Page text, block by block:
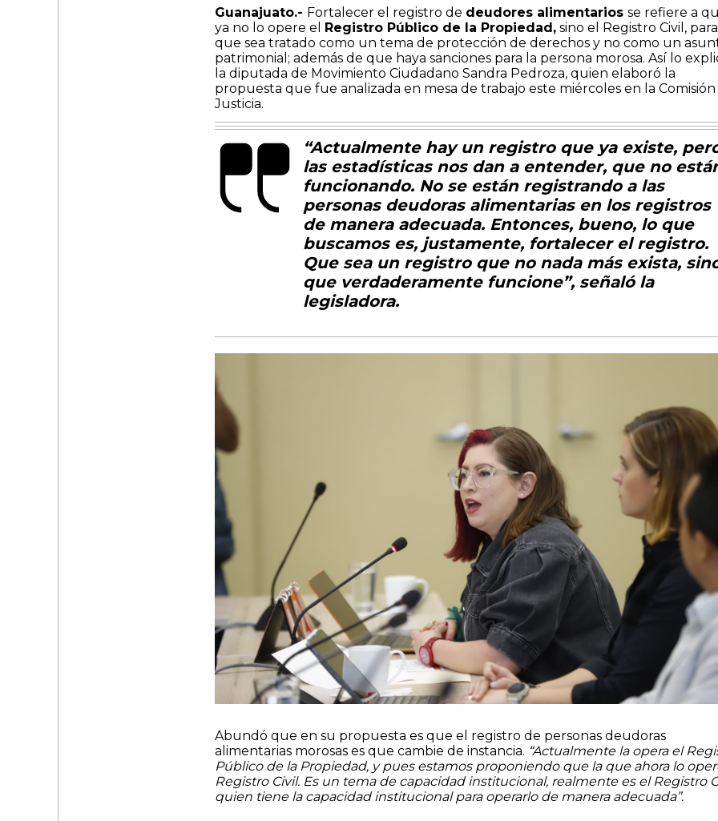
Guanajuato.- Fortalecer el registro de deudores alimentarios se refiere a
ya no lo opere el Registro Público de la Propiedad, sino el Registro Civil, para
que sea tratado como un tema de protección de derechos y no como un
patrimonial; además de que haya sanciones para la persona morosa. Así lo
la diputada de Movimiento Ciudadano Sandra Pedroza, quien elaboró la
propuesta que fue analizada en mesa de trabajo este miércoles en la Comisión
Justicia.
“Actualmente hay un registro que ya existe,
las estadísticas nos dan a entender, que no
funcionando. No se están registrando a las
personas deudoras alimentarias en los registros
de manera adecuada. Entonces, bueno, lo que
buscamos es, justamente, fortalecer el registro.
Que sea un registro que no nada más exista,
que verdaderamente funcione”, señaló la
legisladora.
Abundó que en su propuesta es que el registro de personas deudoras
alimentarias morosas es que cambie de instancia. “Actualmente la opera el
Público de la Propiedad, y pues estamos proponiendo que la que ahora lo
Registro Civil. Es un tema de capacidad institucional, realmente es el Registro
quien tiene la capacidad institucional para operarlo de manera adecuada”.